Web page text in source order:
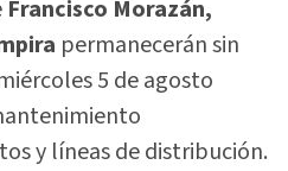
Francisco Morazán,
permanecerán sin
5 de agosto
y líneas de distribución.